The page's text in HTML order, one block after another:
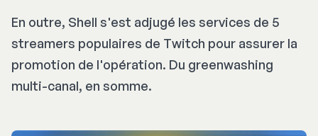
En outre, Shell s'est adjugé les services de 5
streamers populaires de Twitch pour assurer la
promotion de l'opération. Du greenwashing
multi-canal, en somme.